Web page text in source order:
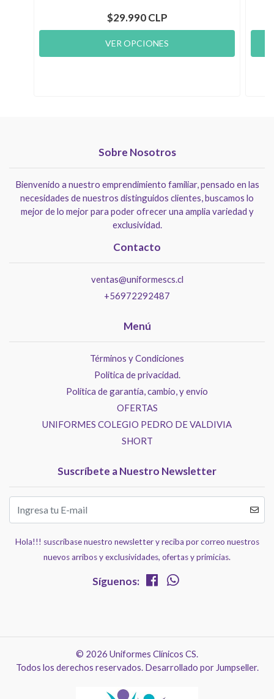
$29.990 CLP
VER OPCIONES
Sobre Nosotros
Bienvenido a nuestro emprendimiento familiar, pensado en las
necesidades de nuestros distinguidos clientes, buscamos lo
mejor de lo mejor para poder ofrecer una amplia variedad y
exclusividad.
Contacto
ventas@uniformescs.cl
+56972292487
Menú
Términos y Condiciones
Politica de privacidad.
Política de garantía, cambio, y envío
OFERTAS
UNIFORMES COLEGIO PEDRO DE VALDIVIA
SHORT
Suscríbete a Nuestro Newsletter
Hola!!! suscríbase nuestro newsletter y reciba por correo nuestros
nuevos arribos y exclusividades, ofertas y primicias.
Síguenos:
© 2026 Uniformes Clínicos CS.
Todos los derechos reservados. Desarrollado por Jumpseller.